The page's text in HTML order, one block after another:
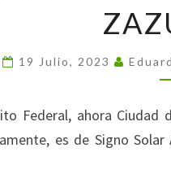
19 Julio, 2023
Federal, ahora Ciudad
es de Signo